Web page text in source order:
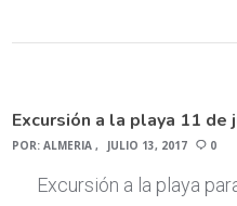
Excursión a la playa 11 de
POR:ALMERIA JULIO 13, 2017 0
Excursión a la playa